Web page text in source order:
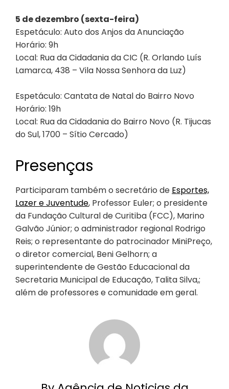
5 de dezembro (sexta-feira)
Espetáculo: Auto dos Anjos da Anunciação
Horário: 9h
Local: Rua da Cidadania da CIC (R. Orlando Luís
Lamarca, 438 – Vila Nossa Senhora da Luz)
Espetáculo: Cantata de Natal do Bairro Novo
Horário: 19h
Local: Rua da Cidadania do Bairro Novo (R. Tijucas
do Sul, 1700 – Sítio Cercado)
Presenças
Participaram também o secretário de Esportes,
Lazer e Juventude, Professor Euler; o presidente
da Fundação Cultural de Curitiba (FCC), Marino
Galvão Júnior; o administrador regional Rodrigo
Reis; o representante do patrocinador MiniPreço,
o diretor comercial, Beni Gelhorn; a
superintendente de Gestão Educacional da
Secretaria Municipal de Educação, Talita Silva,;
além de professores e comunidade em geral.